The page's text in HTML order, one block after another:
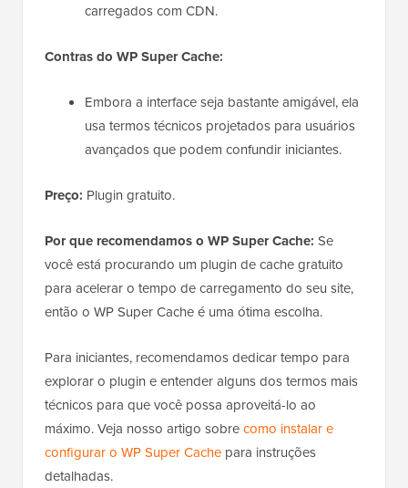
carregados com CDN.
Contras do WP Super Cache:
Embora a interface seja bastante amigável, ela
usa termos técnicos projetados para usuários
avançados que podem confundir iniciantes.
Preço: Plugin gratuito.
Por que recomendamos o WP Super Cache: Se
você está procurando um plugin de cache gratuito
para acelerar o tempo de carregamento do seu site,
então o WP Super Cache é uma ótima escolha.
Para iniciantes, recomendamos dedicar tempo para
explorar o plugin e entender alguns dos termos mais
técnicos para que você possa aproveitá-lo ao
máximo. Veja nosso artigo sobrecomo instalar e
configurar o WP Super Cache para instruções
detalhadas.